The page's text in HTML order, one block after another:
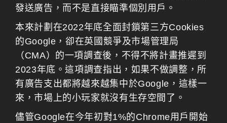
發送廣告，而不是直接瞄準個別用戶。
本來計劃在2022年底全面封鎖第三方Cookies
的Google，卻在英國競爭及市場管理局
（CMA）的一項調查後，不得不將計畫推遲到
2023年底。這項調查指出，如果不做調整，所
有廣告支出都將越來越集中於Google，這樣一
來，市場上的小玩家就沒有生存空間了。
儘管Google在今年初對1%的Chrome用戶開始